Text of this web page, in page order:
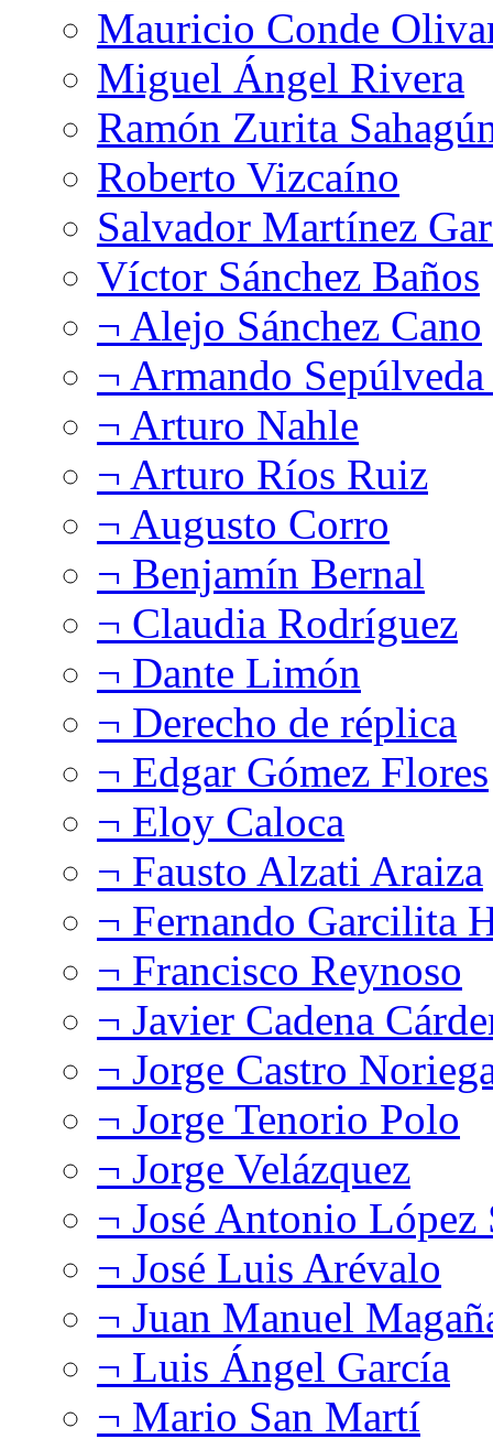
Mauricio Conde
Miguel Ángel Rivera
Ramón Zurita
Roberto Vizcaíno
Salvador Martínez
Víctor Sánchez Baños
¬ Alejo Sánchez Cano
¬ Armando
¬ Arturo Nahle
¬ Arturo Ríos Ruiz
¬ Augusto Corro
¬ Benjamín Bernal
¬ Claudia Rodríguez
¬ Dante Limón
¬ Derecho de réplica
¬ Edgar Gómez Flores
¬ Eloy Caloca
¬ Fausto Alzati Araiza
¬ Fernando Garcilita
¬ Francisco Reynoso
¬ Javier Cadena
¬ Jorge Castro
¬ Jorge Tenorio Polo
¬ Jorge Velázquez
¬ José Antonio López
¬ José Luis Arévalo
¬ Juan Manuel
¬ Luis Ángel García
¬ Mario San Martí